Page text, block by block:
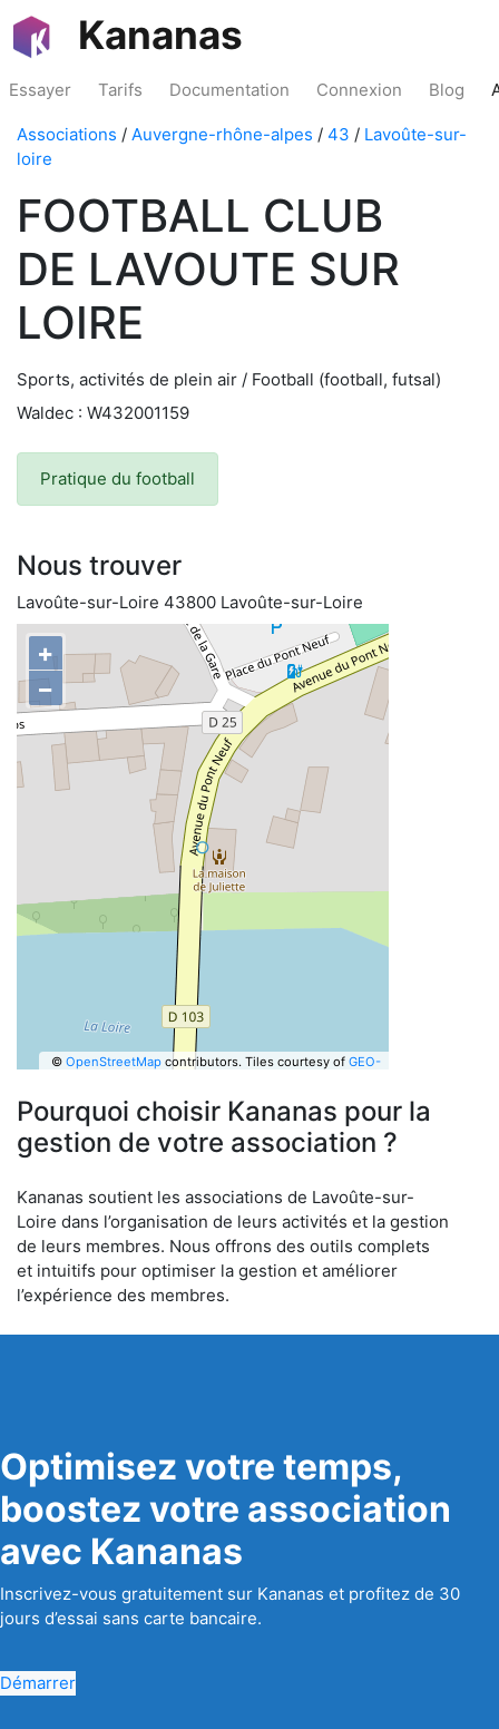
Kananas
Essayer Tarifs Documentation Connexion Blog
Associations / Auvergne-rhône-alpes / 43 / Lavoûte-sur-
loire
FOOTBALL CLUB
DE LAVOUTE SUR
LOIRE
Sports, activités de plein air / Football (football, futsal)
Waldec : W432001159
Pratique du football
Nous trouver
Lavoûte-sur-Loire 43800 Lavoûte-sur-Loire
+
−
© OpenStreetMapcontributors. Tiles courtesy of GEO-
Pourquoi choisir Kananas pour la
gestion de votre association ?
Kananas soutient les associations de Lavoûte-sur-
Loire dans l’organisation de leurs activités et la gestion
de leurs membres. Nous offrons des outils complets
et intuitifs pour optimiser la gestion et améliorer
l’expérience des membres.
Optimisez votre temps,
boostez votre association
avec Kananas
Inscrivez-vous gratuitement sur Kananas et profitez de 30
jours d’essai sans carte bancaire.
Démarrer